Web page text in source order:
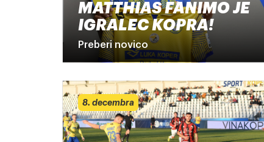
MATTHIAS FANIMO JE
IGRALEC KOPRA!
Preberi novico
8. decembra